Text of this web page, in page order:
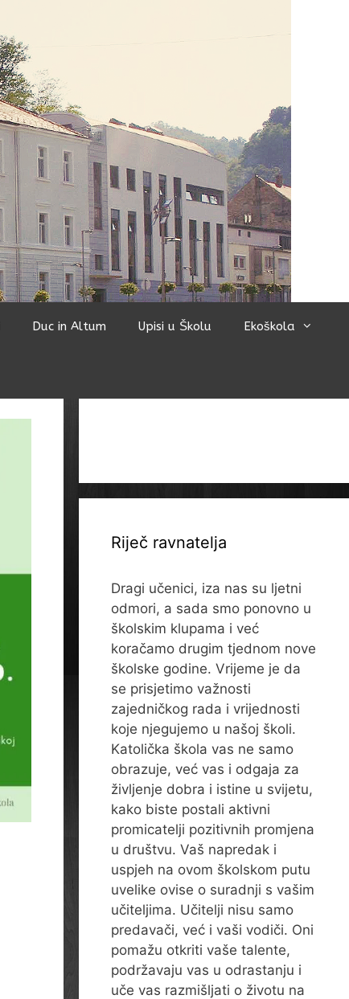
Duc in Altum Upisi u Školu Ekoškola
Riječ ravnatelja
Dragi učenici, iza nas su ljetni
odmori, a sada smo ponovno u
školskim klupama i već
koračamo drugim tjednom nove
školske godine. Vrijeme je da
se prisjetimo važnosti
zajedničkog rada i vrijednosti
koje njegujemo u našoj školi.
Katolička škola vas ne samo
obrazuje, već vas i odgaja za
življenje dobra i istine u svijetu,
kako biste postali aktivni
promicatelji pozitivnih promjena
u društvu. Vaš napredak i
uspjeh na ovom školskom putu
uvelike ovise o suradnji s vašim
učiteljima. Učitelji nisu samo
predavači, već i vaši vodiči. Oni
pomažu otkriti vaše talente,
podržavaju vas u odrastanju i
uče vas razmišljati o životu na